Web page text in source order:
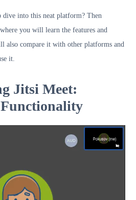
dive into this neat platform? Then
you will learn the features and
also compare it with other platforms and
it.
Jitsi Meet: